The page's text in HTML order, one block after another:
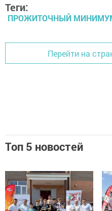
Теги:
ПРОЖИТОЧНЫЙ
Перейти на
Топ 5 новостей